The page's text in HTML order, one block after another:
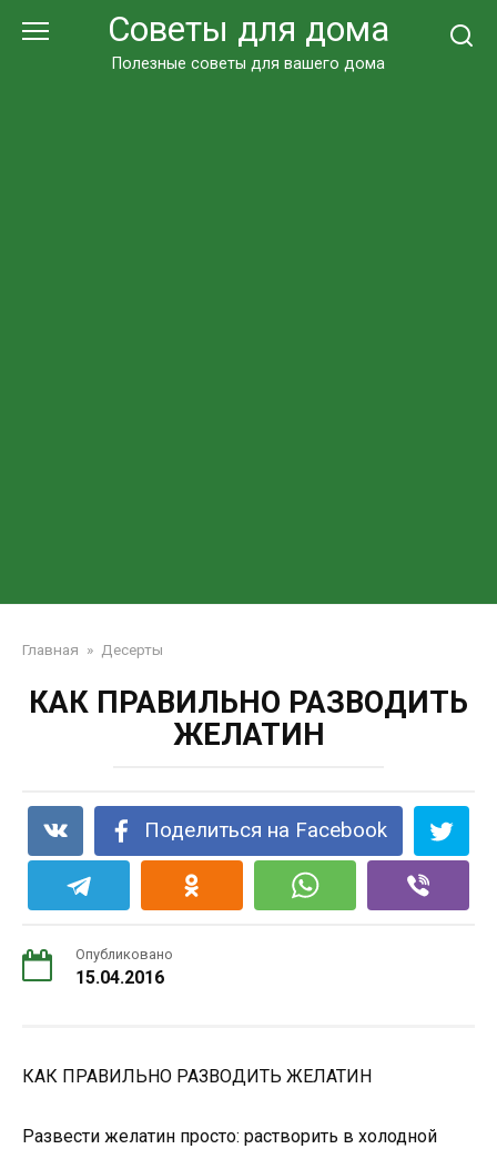
Советы для дома
Полезные советы для вашего дома
Главная » Десерты
КАК ПРАВИЛЬНО РАЗВОДИТЬ
ЖЕЛАТИН
Поделиться на Facebook
Опубликовано
15.04.2016
КАК ПРАВИЛЬНО РАЗВОДИТЬ ЖЕЛАТИН
Развести желатин просто: растворить в холодной